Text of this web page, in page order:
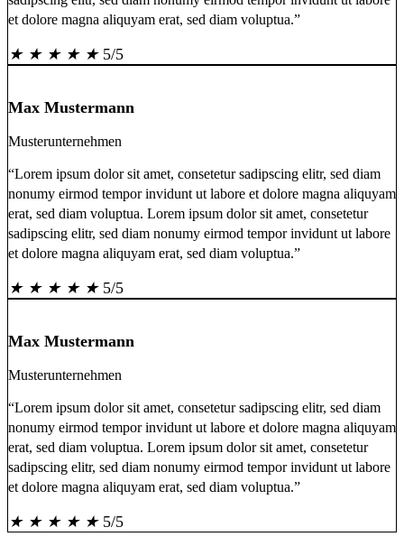
et dolore magna aliquyam erat, sed diam voluptua.”
★ ★ ★ ★ ★ 5/5
Max Mustermann
Musterunternehmen
“Lorem ipsum dolor sit amet, consetetur sadipscing elitr, sed diam
nonumy eirmod tempor invidunt ut labore et dolore magna aliquyam
erat, sed diam voluptua. Lorem ipsum dolor sit amet, consetetur
sadipscing elitr, sed diam nonumy eirmod tempor invidunt ut labore
et dolore magna aliquyam erat, sed diam voluptua.”
★ ★ ★ ★ ★ 5/5
Max Mustermann
Musterunternehmen
“Lorem ipsum dolor sit amet, consetetur sadipscing elitr, sed diam
nonumy eirmod tempor invidunt ut labore et dolore magna aliquyam
erat, sed diam voluptua. Lorem ipsum dolor sit amet, consetetur
sadipscing elitr, sed diam nonumy eirmod tempor invidunt ut labore
et dolore magna aliquyam erat, sed diam voluptua.”
★ ★ ★ ★ ★ 5/5